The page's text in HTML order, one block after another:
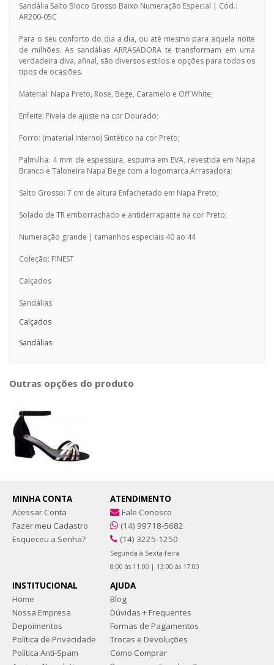
Sandália Salto Bloco Grosso Baixo Numeração Especial | Cód.:
AR200-05C
Para o seu conforto do dia a dia, ou até mesmo para aquela noite
de milhões. As sandálias ARRASADORA te transformam em uma
verdadeira diva, afinal, são diversos estilos e opções para todos os
tipos de ocasiões.
Material: Napa Preto, Rose, Bege, Caramelo e Off White;
Enfeite: Fivela de ajuste na cor Dourado;
Forro: (material interno) Sintético na cor Preto;
Palmilha: 4 mm de espessura, espuma em EVA, revestida em Napa
Branco e Taloneira Napa Bege com a logomarca Arrasadora;
Salto Grosso: 7 cm de altura Enfachetado em Napa Preto;
Solado de TR emborrachado e antiderrapante na cor Preto;
Numeração grande | tamanhos especiais 40 ao 44
Coleção: FINEST
Calçados
Sandálias
Calçados
Sandálias
Outras opções do produto
MINHA CONTA
Acessar Conta
Fazer meu Cadastro
Esqueceu a Senha?
ATENDIMENTO
Fale Conosco
(14) 99718-5682
(14) 3225-1250
Segunda à Sexta-feira
8:00 às 11:00 | 13:00 às 17:00
INSTITUCIONAL
Home
Nossa Empresa
Depoimentos
Política de Privacidade
Política Anti-Spam
AJUDA
Blog
Dúvidas + Frequentes
Formas de Pagamentos
Trocas e Devoluções
Como Comprar